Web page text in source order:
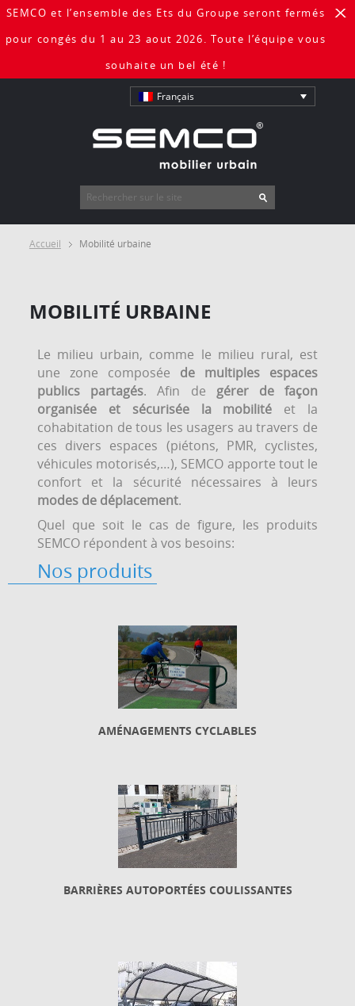
SEMCO et l’ensemble des Ets du Groupe seront fermés
pour congés du 1 au 23 aout 2026. Toute l’équipe vous
souhaite un bel été !
X
Français
Accueil Mobilité urbaine
MOBILITÉ URBAINE
Le milieu urbain, comme le milieu rural, est
une zone composée de multiples espaces
publics partagés. Afin de gérer de façon
organisée et sécurisée la mobilité et la
cohabitation de tous les usagers au travers de
ces divers espaces (piétons, PMR, cyclistes,
véhicules motorisés,…), SEMCO apporte tout le
confort et la sécurité nécessaires à leurs
modes de déplacement.
Quel que soit le cas de figure, les produits
SEMCO répondent à vos besoins:
Nos produits
AMÉNAGEMENTS CYCLABLES
BARRIÈRES AUTOPORTÉES COULISSANTES